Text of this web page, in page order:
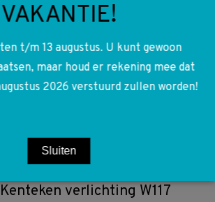
A0009025904
Multifunctionele Camera
W204 W117 W212 W176 W246
€150,00
A2218200856 2218200856
Kenteken verlichting W117
VAKANTIE!
t/m 13 augustus. U kunt gewoon
maar houd er rekening mee dat
2026 verstuurd zullen worden!
Sluiten